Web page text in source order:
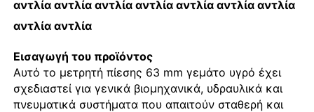
Γύρος εργοστασίων
Ποιοτικός έλεγχος
επαφή
αντλία αντλία αντλία αντλία αντλία αντλία αντλία
αντλία αντλία
Εισαγωγή του προϊόντος
Αυτό το μετρητή πίεσης 63 mm γεμάτο υγρό έχει
σχεδιαστεί για γενικά βιομηχανικά, υδραυλικά και
πνευματικά συστήματα που απαιτούν σταθερή και